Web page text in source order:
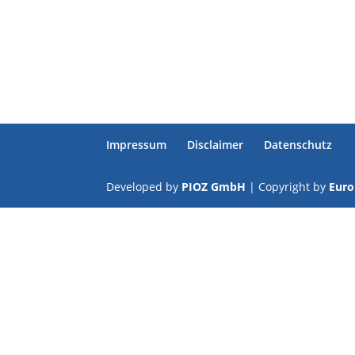
Impressum Disclaimer Datenschutz
Developed by PIOZ GmbH | Copyright by